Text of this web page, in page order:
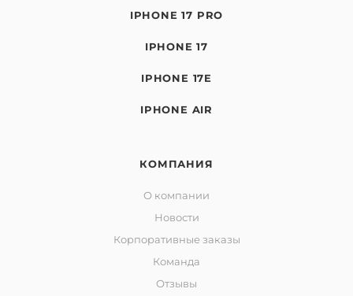
IPHONE 17 PRO
IPHONE 17
IPHONE 17E
IPHONE AIR
КОМПАНИЯ
О компании
Новости
Корпоративные заказы
Команда
Отзывы